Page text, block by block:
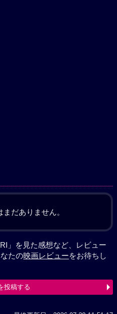
だありません。
」を見た感想など、レビュー
たの映画レビューをお待ちし
投稿する